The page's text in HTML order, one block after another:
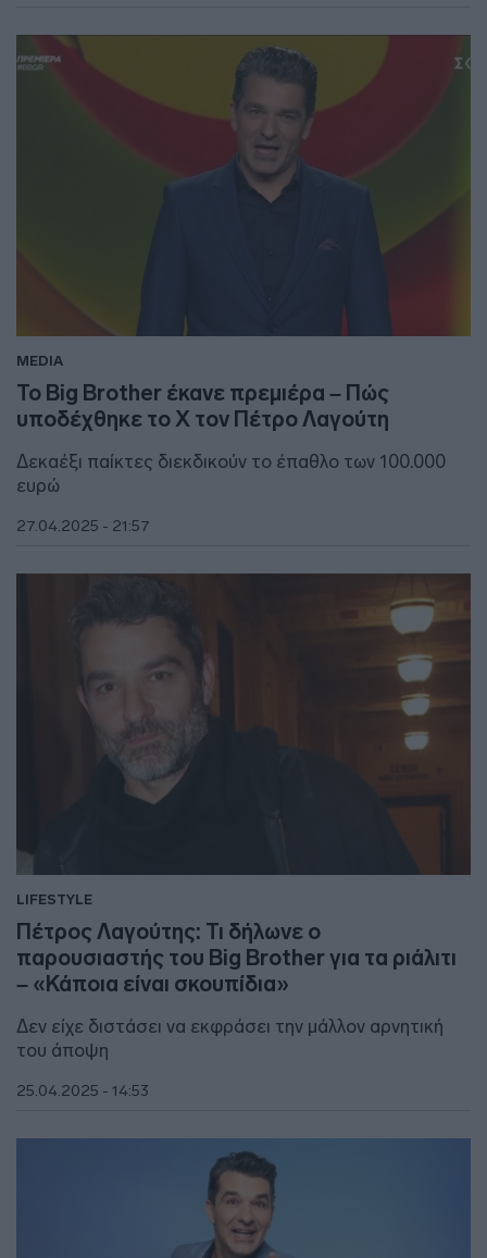
MEDIA
Το Big Brother έκανε πρεμιέρα – Πώς
υποδέχθηκε το Χ τον Πέτρο Λαγούτη
Δεκαέξι παίκτες διεκδικούν το έπαθλο των 100.000
ευρώ
27.04.2025 - 21:57
LIFESTYLE
Πέτρος Λαγούτης: Τι δήλωνε ο
παρουσιαστής του Big Brother για τα ριάλιτι
– «Κάποια είναι σκουπίδια»
Δεν είχε διστάσει να εκφράσει την μάλλον αρνητική
του άποψη
25.04.2025 - 14:53